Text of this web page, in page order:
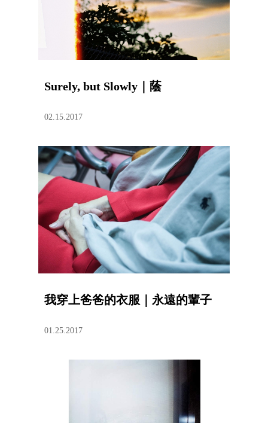
Surely, but Slowly｜蔭
02.15.2017
我穿上爸爸的衣服｜永遠的輩子
01.25.2017